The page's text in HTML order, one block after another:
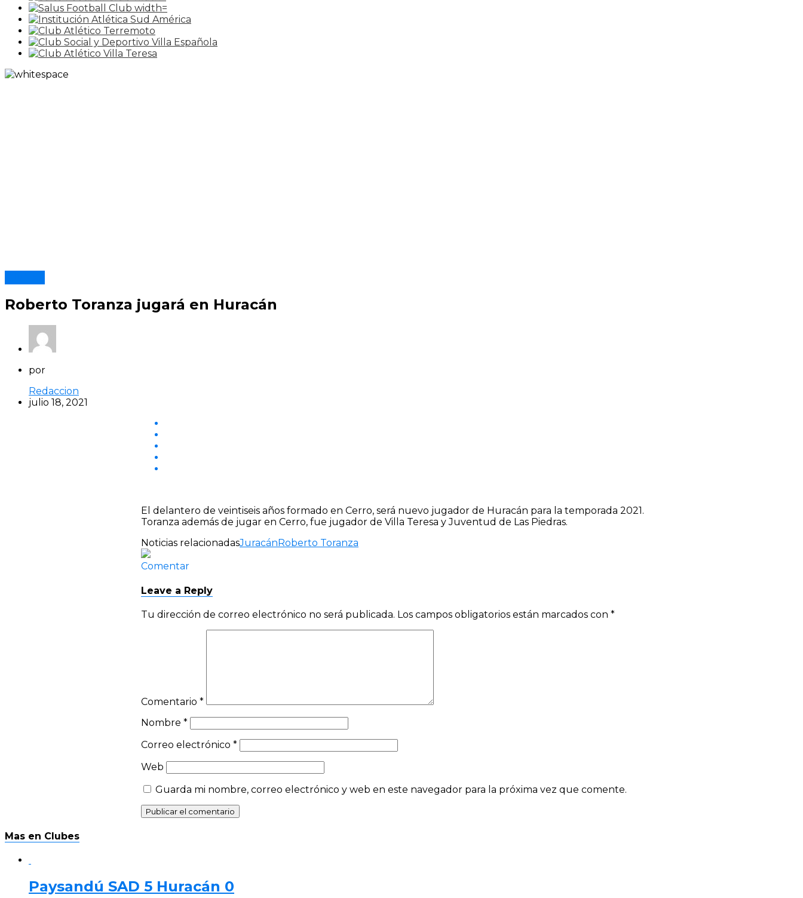
Roberto Toranza jugará en Huracán
por
Redaccion
julio 18, 2021
El delantero de veintiseis años formado en Cerro, será nuevo jugador de Huracán para la temporada 2021.
Toranza además de jugar en Cerro, fue jugador de Villa Teresa y Juventud de Las Piedras.
Noticias relacionadasJuracán Roberto Toranza
Comentar
Leave a Reply
Tu dirección de correo electrónico no será publicada. Los campos obligatorios están marcados con *
Comentario *
Nombre *
Correo electrónico *
Web
Guarda mi nombre, correo electrónico y web en este navegador para la próxima vez que comente.
Mas en Clubes
Paysandú SAD 5 Huracán 0